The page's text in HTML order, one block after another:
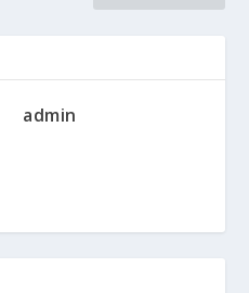
admin